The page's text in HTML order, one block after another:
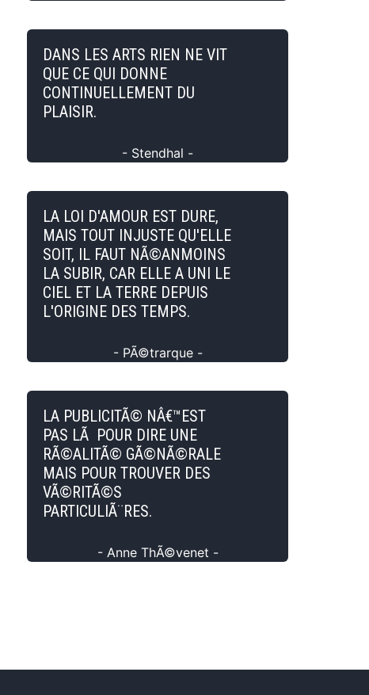
DANS LES ARTS RIEN NE VIT
QUE CE QUI DONNE
CONTINUELLEMENT DU
PLAISIR.
- Stendhal -
LA LOI D'AMOUR EST DURE,
MAIS TOUT INJUSTE QU'ELLE
SOIT, IL FAUT NÃ©ANMOINS
LA SUBIR, CAR ELLE A UNI LE
CIEL ET LA TERRE DEPUIS
L'ORIGINE DES TEMPS.
- PÃ©trarque -
LA PUBLICITÃ© NÂ€™EST
PAS LÃ POUR DIRE UNE
RÃ©ALITÃ© GÃ©NÃ©RALE
MAIS POUR TROUVER DES
VÃ©RITÃ©S
PARTICULIÃ¨RES.
- Anne ThÃ©venet -